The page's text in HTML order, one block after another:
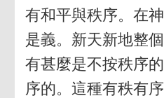
有和平與秩序。在
是義。新天新地整
有甚麼是不按秩序
序的。這種有秩有